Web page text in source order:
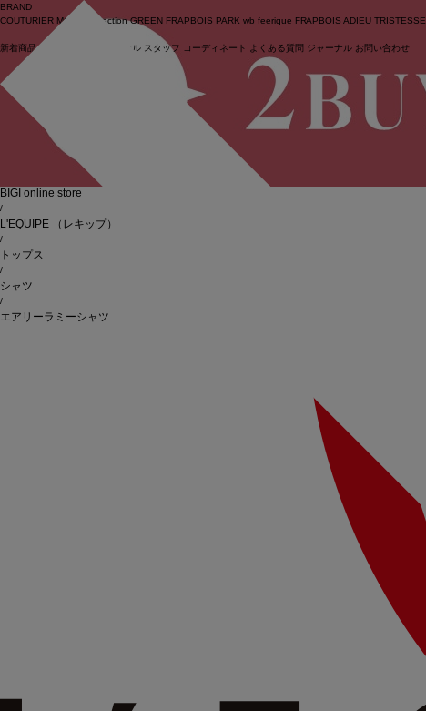
ログイン
BRAND
COUTURIER MOGA Collection GREEN FRAPBOIS PARK wb feerique FRAPBOIS ADIEU TRISTESSE
新着商品 (ライブ) セール スタッフ コーディネート よくある質問 ジャーナル お問い合わせ
BIGI online store
/
L'EQUIPE （レキップ）
/
トップス
/
シャツ
/
エアリーラミーシャツ